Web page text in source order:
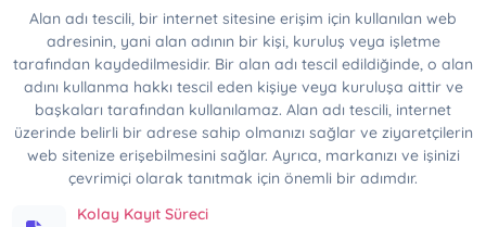
Alan adı tescili, bir internet sitesine erişim için kullanılan web
adresinin, yani alan adının bir kişi, kuruluş veya işletme
tarafından kaydedilmesidir. Bir alan adı tescil edildiğinde, o alan
adını kullanma hakkı tescil eden kişiye veya kuruluşa aittir ve
başkaları tarafından kullanılamaz. Alan adı tescili, internet
üzerinde belirli bir adrese sahip olmanızı sağlar ve ziyaretçilerin
web sitenize erişebilmesini sağlar. Ayrıca, markanızı ve işinizi
çevrimiçi olarak tanıtmak için önemli bir adımdır.
Kolay Kayıt Süreci